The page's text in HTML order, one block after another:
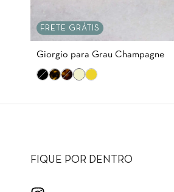
FRETE GRÁTIS
Giorgio para Grau Champagne
FIQUE POR DENTRO